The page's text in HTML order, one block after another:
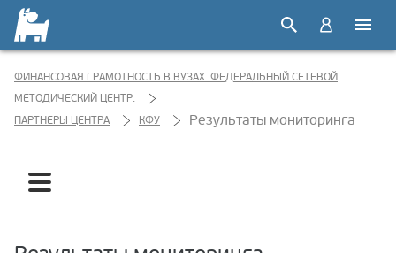
ФИНАНСОВАЯ ГРАМОТНОСТЬ В ВУЗАХ. ФЕДЕРАЛЬНЫЙ СЕТЕВОЙ
МЕТОДИЧЕСКИЙ ЦЕНТР.
ПАРТНЕРЫ ЦЕНТРА
КФУ Результаты мониторинга
События проекта